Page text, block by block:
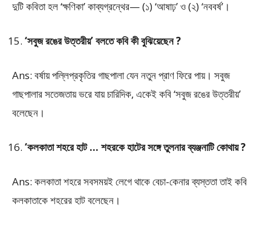
দুটি কবিতা হল ‘ক্ষণিকা’ কাব্যগ্রন্থের— (১) ‘আষাঢ়’ ও (২) ‘নববর্ষ’।
‘সবুজ রঙের উত্তরীয়’ বলতে কবি কী বুঝিয়েছেন ?
Ans: বর্ষায় পল্লিপ্রকৃতির গাছপালা যেন নতুন প্রাণ ফিরে পায়। সবুজ
গাছপালার সতেজতায় ভরে যায় চারিদিক, একেই কবি ‘সবুজ রঙের উত্তরীয়’
বলেছেন।
‘কলকাতা শহরে হাট … শহরকে হাটের সঙ্গে তুলনার ব্যঞ্জনাটি কোথায় ?
Ans: কলকাতা শহরে সবসময়ই লেগে থাকে বেচা-কেনার ব্যস্ততা তাই কবি
কলকাতাকে শহরের হাট বলেছেন।